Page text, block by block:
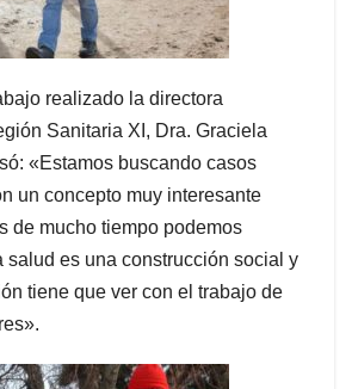
realizado la directora
Sanitaria XI, Dra. Graciela
«Estamos buscando casos
un concepto muy interesante
de mucho tiempo podemos
salud es una construcción social y
tiene que ver con el trabajo de